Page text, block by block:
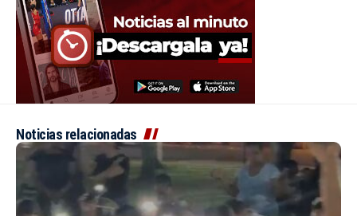
Noticias relacionadas